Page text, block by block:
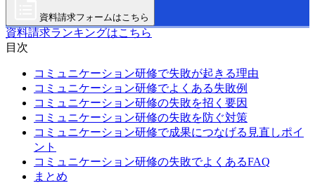
資料請求フォームはこちら
資料請求ランキングはこちら
目次
コミュニケーション研修で失敗が起きる理由
コミュニケーション研修でよくある失敗例
コミュニケーション研修の失敗を招く要因
コミュニケーション研修の失敗を防ぐ対策
コミュニケーション研修で成果につなげる見直しポイ
ント
コミュニケーション研修の失敗でよくあるFAQ
まとめ